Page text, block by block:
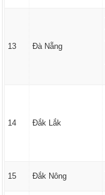
13 Đà Nẵng
14 Đắk Lắk
15 Đắk Nông